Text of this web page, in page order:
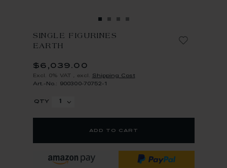
SINGLE FIGURINES
EARTH
$6,039.00
Excl. 0% VAT excl. Shipping Cost
Art.-No.: 900300-70752-1
qty
add to cart